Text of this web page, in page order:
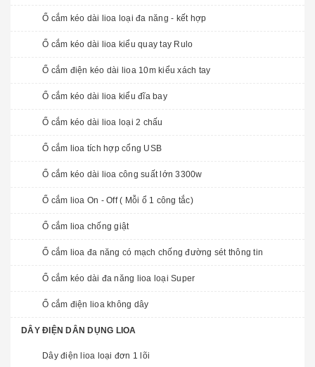
Ổ cắm kéo dài lioa loại đa năng - kết hợp
Ổ cắm kéo dài lioa kiểu quay tay Rulo
Ổ cắm điện kéo dài lioa 10m kiểu xách tay
Ổ cắm kéo dài lioa kiểu đĩa bay
Ổ cắm kéo dài lioa loại 2 chấu
Ổ cắm lioa tích hợp cổng USB
Ổ cắm kéo dài lioa công suất lớn 3300w
Ổ cắm lioa On - Off ( Mỗi ổ 1 công tắc)
Ổ cắm lioa chống giật
Ổ cắm lioa đa năng có mạch chống đường sét thông tin
Ổ cắm kéo dài đa năng lioa loại Super
Ổ cắm điện lioa không dây
DÂY ĐIỆN DÂN DỤNG LIOA
Dây điện lioa loại đơn 1 lõi